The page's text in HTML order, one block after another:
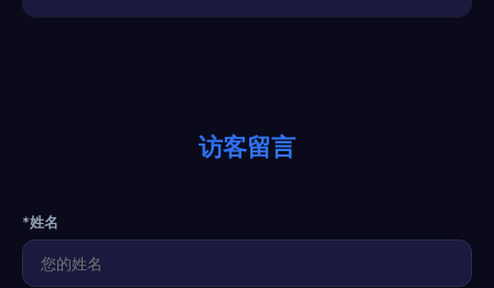
访客留言
*姓名